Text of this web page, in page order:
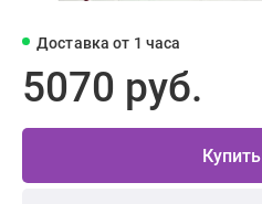
Доставка от 1 часа
5070 руб.
Купить